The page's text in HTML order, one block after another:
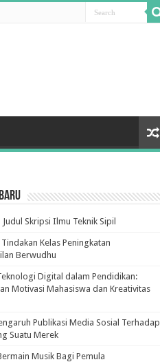
Skripsi Ilmu Teknik Sipil
Kelas Peningkatan
Berwudhu
Digital dalam Pendidikan:
Motivasi Mahasiswa dan Kreativitas
Publikasi Media Sosial Terhadap
Suatu Merek
Musik Bagi Pemula